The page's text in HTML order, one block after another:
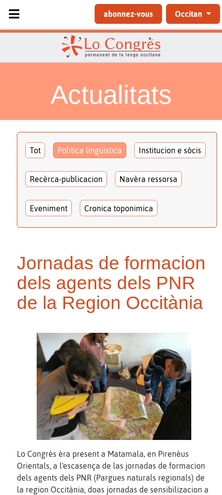
Sélectionnez votre langue
abonnez-vous Occitan
Actualitats
Tot Politica lingüistica Institucion e sòcis
Recèrca-publicacion Navèra ressorsa
Eveniment Cronica toponimica
Jornadas de formacion
dels agents dels PNR
de la Region Occitània
Lo Congrès èra present a Matamala, en Pirenèus
Orientals, a l'escasença de las jornadas de formacion
dels agents dels PNR (Pargues naturals regionals) de
la region Occitània, doas jornadas de sensibilizacion a